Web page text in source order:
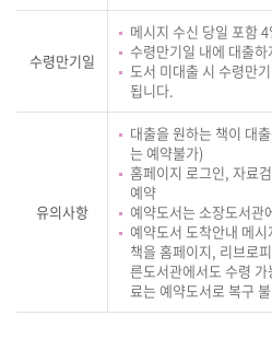
수령만기일
메시지 수신 당일 포함
수령만기일 내에 대출
도서 미대출 시 수령만
됩니다.
유의사항
대출을 원하는 책이 대
는 예약불가)
홈페이지 로그인, 자료
예약
예약도서는 소장도서관
예약도서 도착안내 메
책을 홈페이지, 리브로
른도서관에서도 수령
료는 예약도서로 복구